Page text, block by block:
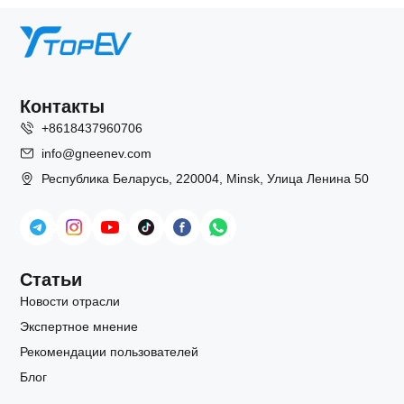
Контакты
+8618437960706
info@gneenev.com
Республика Беларусь, 220004, Minsk, Улица Ленина 50
Статьи
Новости отрасли
Экспертное мнение
Рекомендации пользователей
Блог